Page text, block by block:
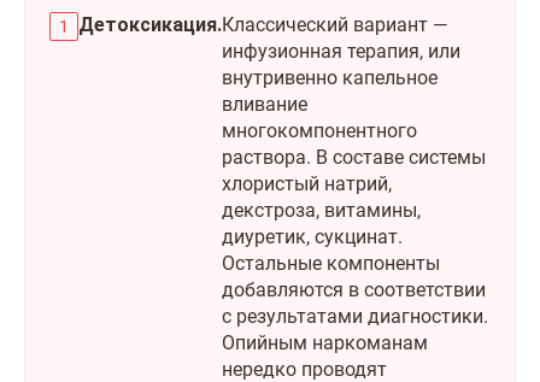
Детоксикация.Классический вариант —
инфузионная терапия, или
внутривенно капельное
вливание
многокомпонентного
раствора. В составе системы
хлористый натрий,
декстроза, витамины,
диуретик, сукцинат.
Остальные компоненты
добавляются в соответствии
с результатами диагностики.
Опийным наркоманам
нередко проводят